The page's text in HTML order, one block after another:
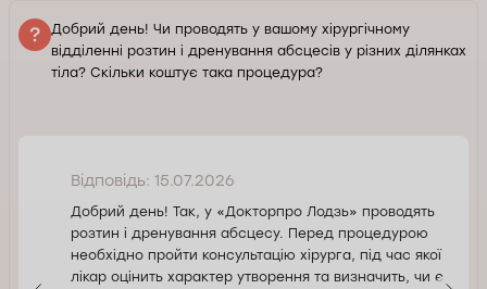
Добрий день! Чи проводять у вашому хірургічному
відділенні розтин і дренування абсцесів у різних ділянках
тіла? Скільки коштує така процедура?
Відповідь: 15.07.2026
Добрий день! Так, у «Докторпро Лодзь» проводять
розтин і дренування абсцесу. Перед процедурою
необхідно пройти консультацію хірурга, під час якої
лікар оцінить характер утворення та визначить, чи є